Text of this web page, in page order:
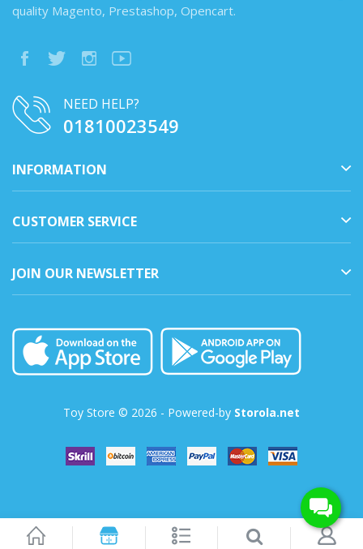
quality Magento, Prestashop, Opencart.
NEED HELP?
01810023549
INFORMATION
CUSTOMER SERVICE
JOIN OUR NEWSLETTER
Toy Store © 2026 - Powered-by Storola.net